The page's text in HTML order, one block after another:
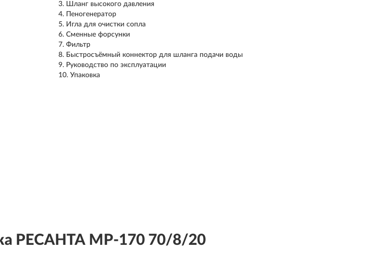
Шланг высокого давления
Пеногенератор
Игла для очистки сопла
Сменные форсунки
Фильтр
Быстросъёмный коннектор для шланга подачи воды
Руководство по эксплуатации
Упаковка
РЕСАНТА МР-170 70/8/20